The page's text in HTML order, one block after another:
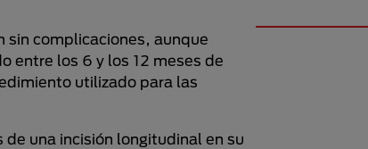
sin complicaciones, aunque
entre los 6 y los 12 meses de
utilizado para las
de una incisión longitudinal en su